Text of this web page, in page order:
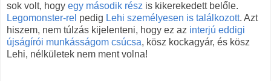
sok volt, hogy egy második rész is kikerekedett belőle.
Legomonster-rel pedig Lehi személyesen is találkozott. Azt
hiszem, nem túlzás kijelenteni, hogy ez az interjú eddigi
újságírói munkásságom csúcsa, kösz kockagyár, és kösz
Lehi, nélkületek nem ment volna!